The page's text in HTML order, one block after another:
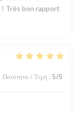
! Très bon rapport
Ποιότητα / Τιμή : 5/5